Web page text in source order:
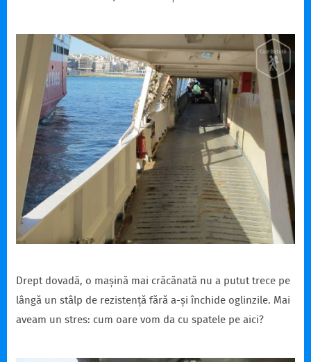
Drept dovadă, o mașină mai crăcănată nu a putut trece pe
lângă un stâlp de rezistență fără a-și închide oglinzile. Mai
aveam un stres: cum oare vom da cu spatele pe aici?